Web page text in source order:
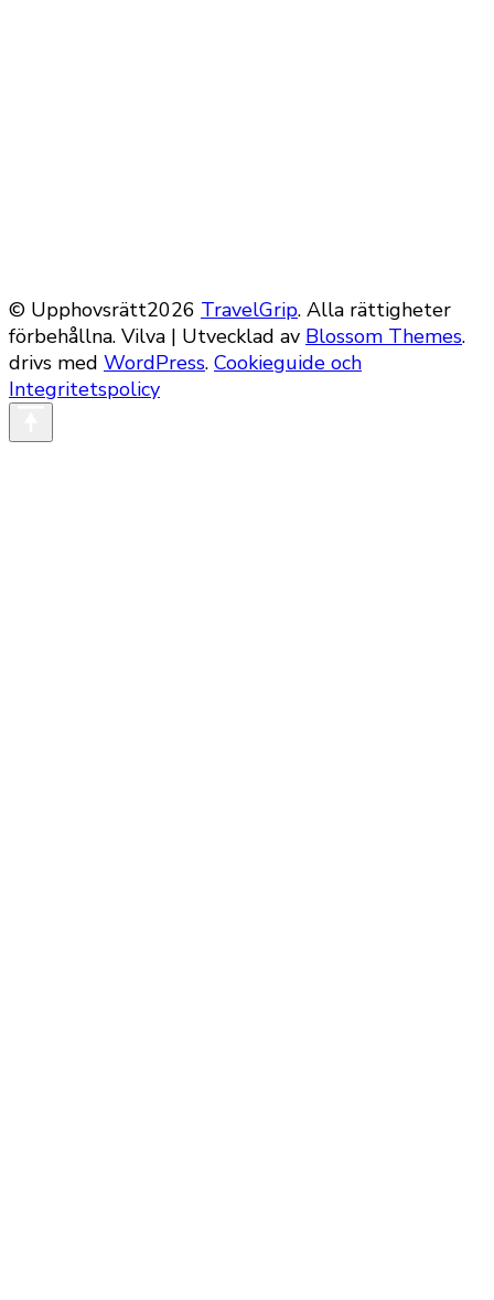
© Upphovsrätt2026 TravelGrip. Alla rättigheter
förbehållna. Vilva | Utvecklad av Blossom Themes.
drivs med WordPress. Cookieguide och
Integritetspolicy